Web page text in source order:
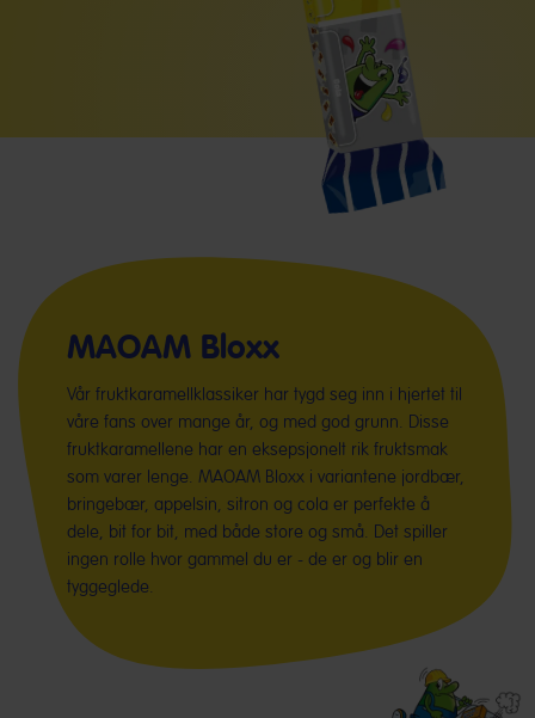
MAOAM Bloxx
Vår fruktkaramellklassiker har tygd seg inn i hjertet til
våre fans over mange år, og med god grunn. Disse
fruktkaramellene har en eksepsjonelt rik fruktsmak
som varer lenge. MAOAM Bloxx i variantene jordbær,
bringebær, appelsin, sitron og cola er perfekte å
dele, bit for bit, med både store og små. Det spiller
ingen rolle hvor gammel du er - de er og blir en
tyggeglede.